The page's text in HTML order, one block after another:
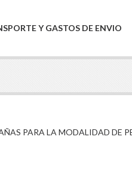
Y GASTOS DE ENVIO
PARA LA MODALIDAD DE